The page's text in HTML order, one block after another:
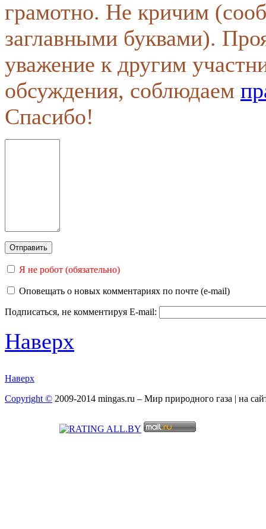
грамотно. Не кричим
заглавными буквами).
уважение к другим
обсуждения, соблюдаем
Спасибо!
Я не робот (обязательно)
Оповещать о новых комментариях по почте (e-mail)
Подписаться, не комментируя E-mail:
Наверх
Наверх
Copyright © 2009-2014 mingas.ru – Мир природного газа | на